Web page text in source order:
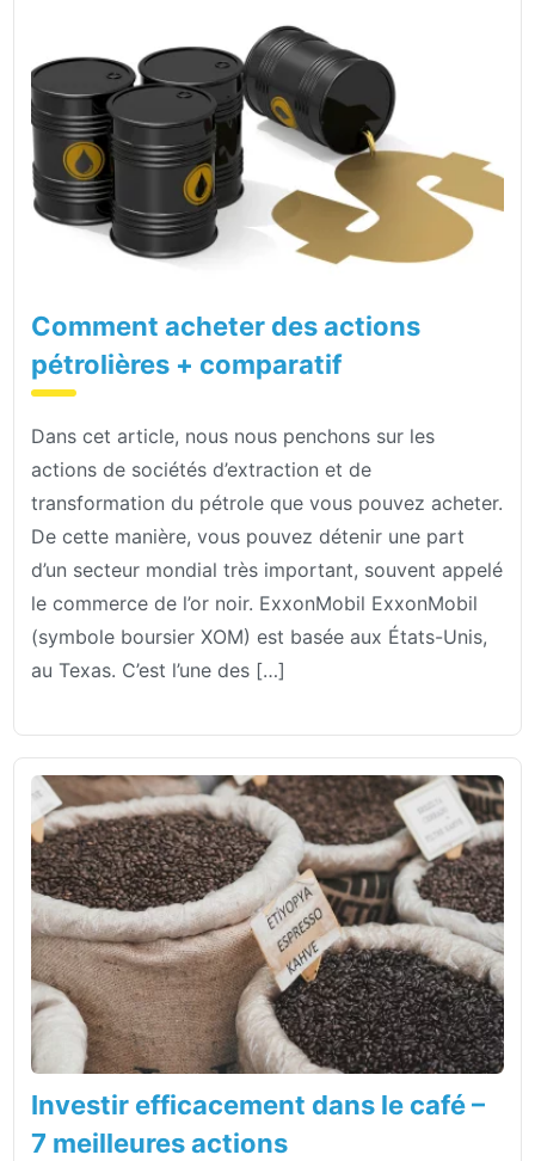
Comment acheter des actions
pétrolières + comparatif
Dans cet article, nous nous penchons sur les
actions de sociétés d’extraction et de
transformation du pétrole que vous pouvez acheter.
De cette manière, vous pouvez détenir une part
d’un secteur mondial très important, souvent appelé
le commerce de l’or noir. ExxonMobil ExxonMobil
(symbole boursier XOM) est basée aux États-Unis,
au Texas. C’est l’une des […]
Investir efficacement dans le café –
7 meilleures actions